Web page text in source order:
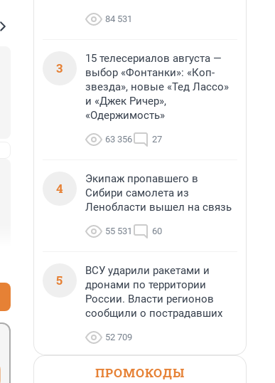
84 531
3
15 телесериалов августа —
выбор «Фонтанки»: «Коп-
звезда», новые «Тед Лассо»
и «Джек Ричер»,
«Одержимость»
63 356 27
4
Экипаж пропавшего в
Сибири самолета из
Ленобласти вышел на связь
55 531 60
5
ВСУ ударили ракетами и
дронами по территории
России. Власти регионов
сообщили о пострадавших
52 709
ПРОМОКОДЫ